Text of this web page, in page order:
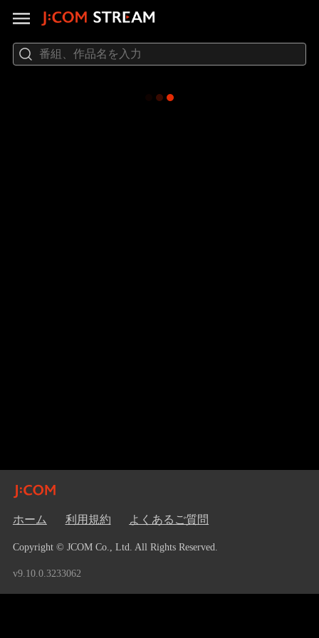
ホーム 利用規約 よくあるご質問
Copyright © JCOM Co., Ltd. All Rights Reserved.
v9.10.0.3233062